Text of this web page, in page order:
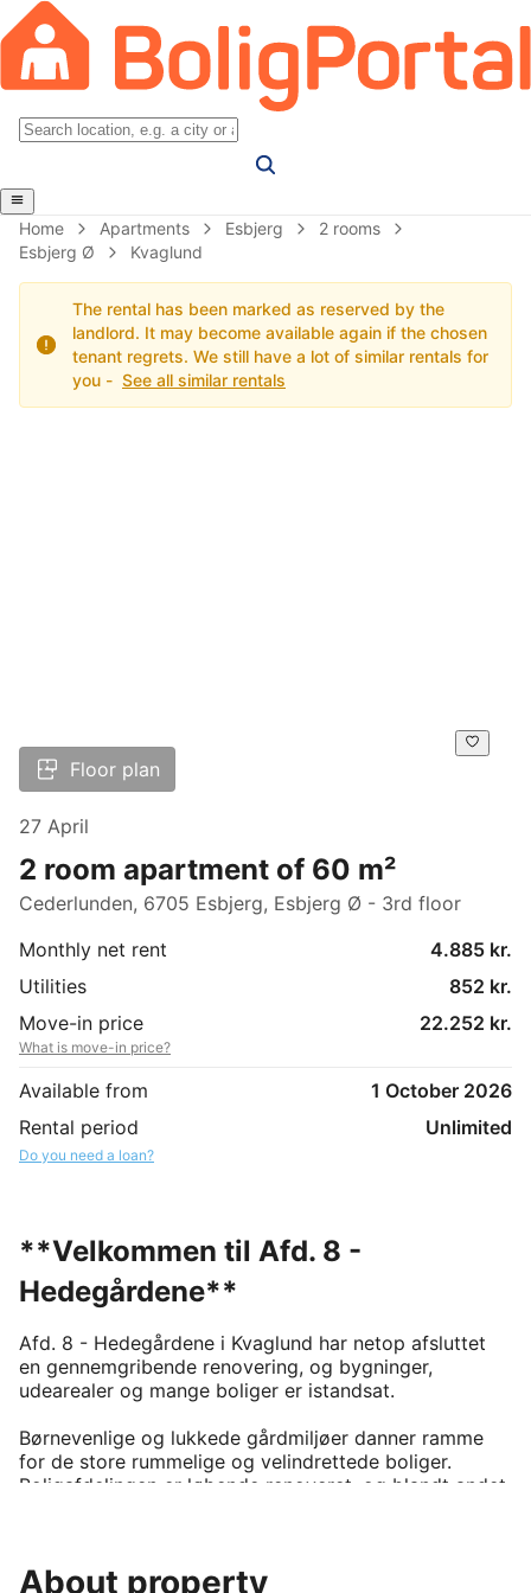
Home Apartments Esbjerg
2 rooms
Esbjerg Ø
Kvaglund
The rental has been marked as reserved by the
landlord. It may become available again if the chosen
tenant regrets. We still have a lot of similar rentals for
you - See all similar rentals
Floor plan
27 April
2 room apartment of 60 m²
Cederlunden, 6705 Esbjerg, Esbjerg Ø - 3rd floor
Monthly net rent
4.885 kr.
Utilities
852 kr.
Move-in price
22.252 kr.
What is move-in price?
Available from
1 October 2026
Rental period
Unlimited
Do you need a loan?
**Velkommen til Afd. 8 -
Hedegårdene**
Afd. 8 - Hedegårdene i Kvaglund har netop afsluttet
en gennemgribende renovering, og bygninger,
udearealer og mange boliger er istandsat.
Børnevenlige og lukkede gårdmiljøer danner ramme
for de store rummelige og velindrettede boliger.
Boligafdelingen er løbende renoveret, og blandt andet
Hedegårdene har flere moderne fællesvaskerier, der er
About property